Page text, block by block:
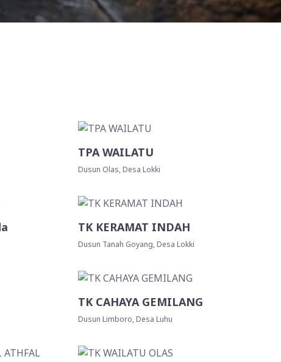
TPA WAILATU
Dusun Olas, Desa Lokki
TK KERAMAT INDAH
Dusun Tanah Goyang, Desa Lokki
TK CAHAYA GEMILANG
Dusun Limboro, Desa Luhu